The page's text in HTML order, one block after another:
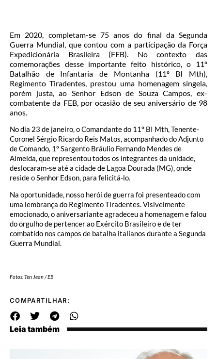
Em 2020, completam-se 75 anos do final da Segunda
Guerra Mundial, que contou com a participação da Força
Expedicionária Brasileira (FEB). No contexto das
comemorações desse importante feito histórico, o 11º
Batalhão de Infantaria de Montanha (11º BI Mth),
Regimento Tiradentes, prestou uma homenagem singela,
porém justa, ao Senhor Edson de Souza Campos, ex-
combatente da FEB, por ocasião de seu aniversário de 98
anos.
No dia 23 de janeiro, o Comandante do 11º BI Mth, Tenente-
Coronel Sérgio Ricardo Reis Matos, acompanhado do Adjunto
de Comando, 1º Sargento Bráulio Fernando Mendes de
Almeida, que representou todos os integrantes da unidade,
deslocaram-se até a cidade de Lagoa Dourada (MG), onde
reside o Senhor Edson, para felicitá-lo.
Na oportunidade, nosso herói de guerra foi presenteado com
uma lembrança do Regimento Tiradentes. Visivelmente
emocionado, o aniversariante agradeceu a homenagem e falou
do orgulho de pertencer ao Exército Brasileiro e de ter
combatido nos campos de batalha italianos durante a Segunda
Guerra Mundial.
Fotos: Ten Jean / EB
COMPARTILHAR:
Leia também